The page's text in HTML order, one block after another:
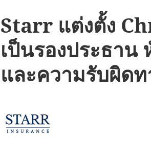
Starr แต่งตั้ง
เป็นรองประธาน
และความรับผิด